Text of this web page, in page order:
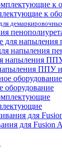
к
напыления
ППУ
оборудование
для Fusion